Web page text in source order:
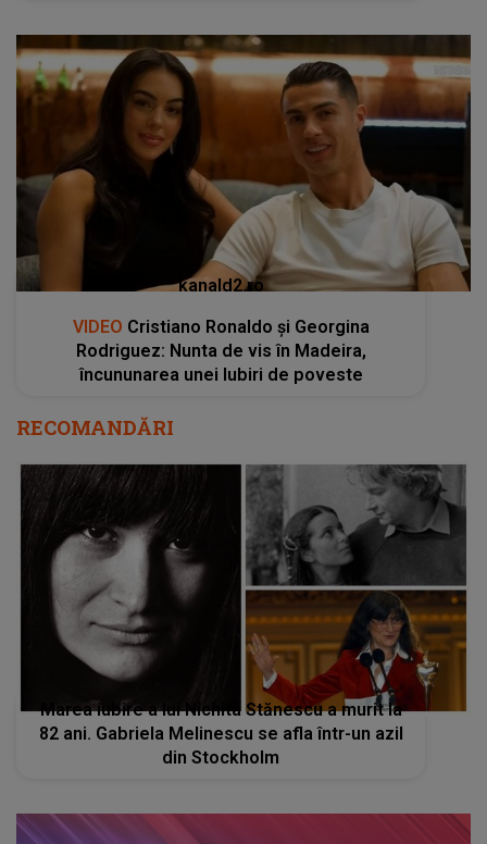
kanald2.ro
VIDEO Cristiano Ronaldo și Georgina
Rodriguez: Nunta de vis în Madeira,
încununarea unei Iubiri de poveste
RECOMANDĂRI
Marea iubire a lui Nichita Stănescu a murit la
82 ani. Gabriela Melinescu se afla într-un azil
din Stockholm